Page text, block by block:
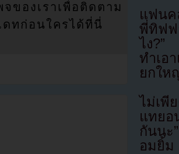
แฟนค
พี่ทิฟฟ
ไง?”
ทำเอ
ยกให
ไม่เพี
แทยอ
กันนะ
อมยิ้ม
ของเราเพื่อติดตาม
ดทก่อนใครได้ที่นี่